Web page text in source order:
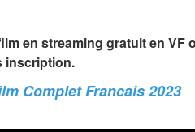
en streaming gratuit en VF
inscription.
Complet Francais 2023